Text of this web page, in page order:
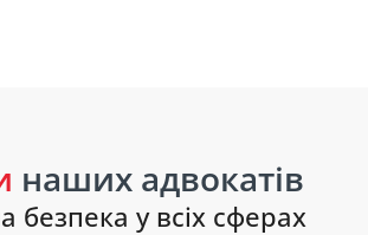
наших адвокатів
у всіх сферах